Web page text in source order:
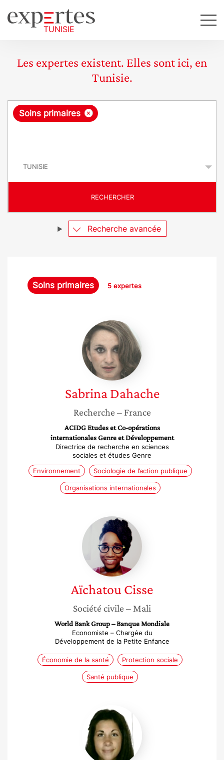
Les expertes existent. Elles sont ici, en
Tunisie.
R
ê
e
×
Soins primaires
RECHERCHER
Recherche avancée
Soins primaires 5 expertes
Sabrina
Dahache
Sabrina Dahache
Recherche – France
ACIDG Etudes et Co-opérations
internationales Genre et Développement
Directrice de recherche en sciences
sociales et études Genre
Environnement
Sociologie de l’action publique
Organisations internationales
Aïchatou
Cisse
Aïchatou Cisse
Société civile – Mali
World Bank Group – Banque Mondiale
Economiste – Chargée du
Développement de la Petite Enfance
Économie de la santé Protection sociale
Santé publique
Hortense
Ducouret